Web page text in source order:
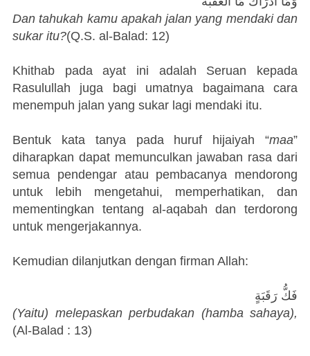
Dan tahukah kamu apakah jalan yang mendaki dan
sukar itu?(Q.S. al-Balad: 12)
Khithab pada ayat ini adalah Seruan kepada
Rasulullah juga bagi umatnya bagaimana cara
menempuh jalan yang sukar lagi mendaki itu.
Bentuk kata tanya pada huruf hijaiyah “maa”
diharapkan dapat memunculkan jawaban rasa dari
semua pendengar atau pembacanya mendorong
untuk lebih mengetahui, memperhatikan, dan
mementingkan tentang al-aqabah dan terdorong
untuk mengerjakannya.
Kemudian dilanjutkan dengan firman Allah:
فَكُّ رَقَبَةٍ
(Yaitu) melepaskan perbudakan (hamba sahaya),
(Al-Balad : 13)